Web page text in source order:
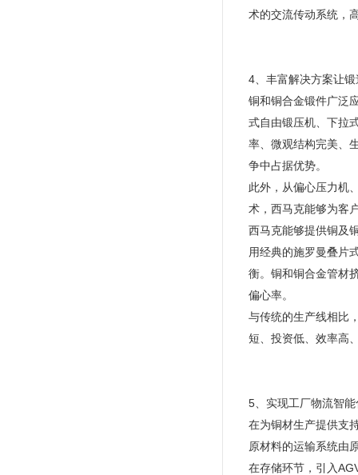
术的交流传动系统，
4、丰富解决方案让
铜和铜合金锻件广泛
式自由锻压机、下拉
率、微观结构完美、
争中占据优势。
此外，从偏心压力机
术，西马克能够为客
西马克能够提供铜及
用经典的施罗曼叠片
衡。铜和铜合金管材
偏心率。
与传统的生产线相比
短、投资低、效率高
5、实现工厂物流智能
在为铜材生产提供支
原材料的运输系统由
在存储环节，引入